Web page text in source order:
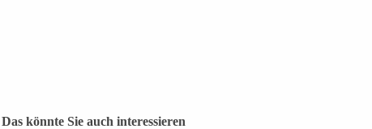
Das könnte Sie auch interessieren